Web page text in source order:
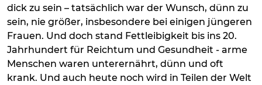
dick zu sein – tatsächlich war der Wunsch, dünn zu
sein, nie größer, insbesondere bei einigen jüngeren
Frauen. Und doch stand Fettleibigkeit bis ins 20.
Jahrhundert für Reichtum und Gesundheit - arme
Menschen waren unterernährt, dünn und oft
krank. Und auch heute noch wird in Teilen der Welt